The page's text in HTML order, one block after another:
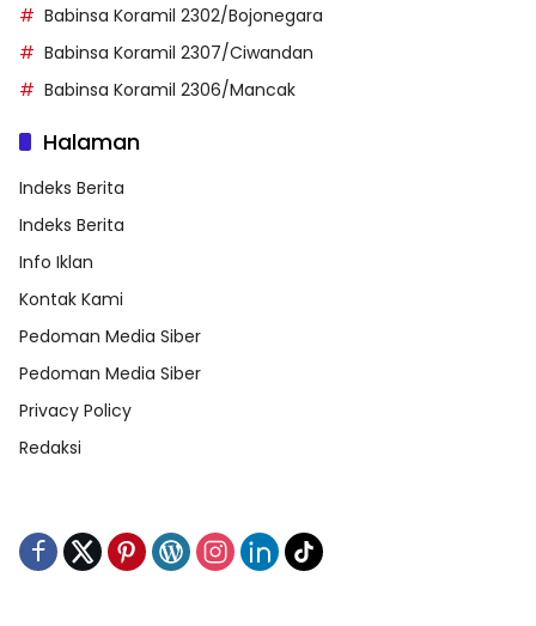
Babinsa Koramil 2302/Bojonegara
Babinsa Koramil 2307/Ciwandan
Babinsa Koramil 2306/Mancak
Halaman
Indeks Berita
Indeks Berita
Info Iklan
Kontak Kami
Pedoman Media Siber
Pedoman Media Siber
Privacy Policy
Redaksi